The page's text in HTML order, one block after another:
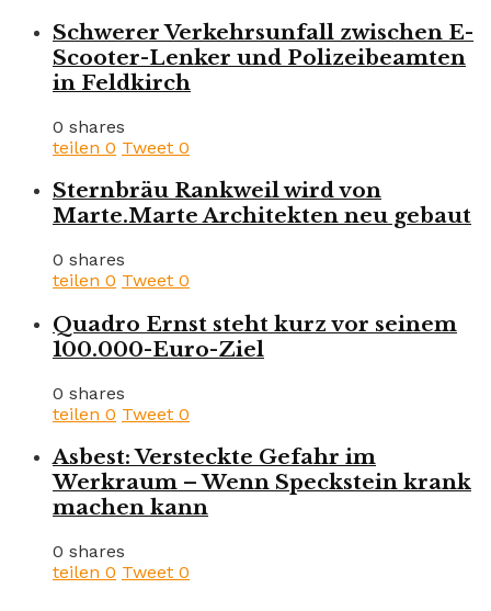
Schwerer Verkehrsunfall zwischen E-
Scooter-Lenker und Polizeibeamten
in Feldkirch
0 shares
teilen 0 Tweet 0
Sternbräu Rankweil wird von
Marte.Marte Architekten neu gebaut
0 shares
teilen 0 Tweet 0
Quadro Ernst steht kurz vor seinem
100.000-Euro-Ziel
0 shares
teilen 0 Tweet 0
Asbest: Versteckte Gefahr im
Werkraum – Wenn Speckstein krank
machen kann
0 shares
teilen 0 Tweet 0